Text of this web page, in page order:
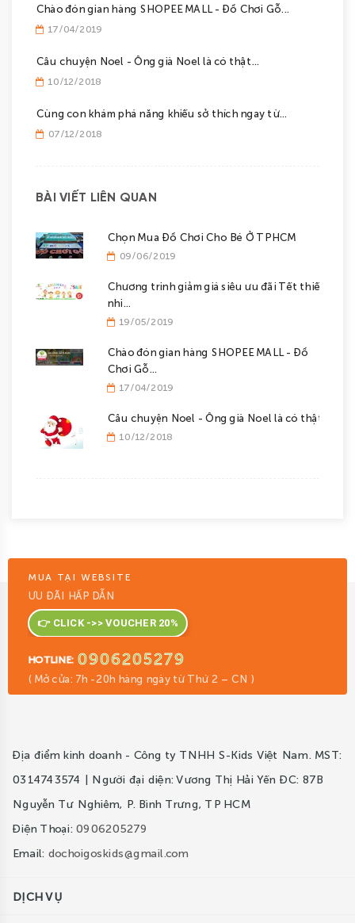
Chào đón gian hàng SHOPEE MALL - Đồ Chơi Gỗ...
17/04/2019
Câu chuyện Noel - Ông già Noel là có thật...
10/12/2018
Cùng con khám phá năng khiếu sở thích ngay từ...
07/12/2018
BÀI VIẾT LIÊN QUAN
Chọn Mua Đồ Chơi Cho Bé Ở TPHCM
09/06/2019
Chương trinh giảm giá siêu ưu đãi Tết thiếu
nhi...
19/05/2019
Chào đón gian hàng SHOPEE MALL - Đồ
Chơi Gỗ...
17/04/2019
Câu chuyện Noel - Ông già Noel là có thật...
10/12/2018
MUA TẠI WEBSITE
ƯU ĐÃI HẤP DẪN
👉 CLICK ->> VOUCHER 20%
HOTLINE: 0906205279
( Mở cửa: 7h -20h hàng ngày từ Thứ 2 – CN )
Địa điểm kinh doanh - Công ty TNHH S-Kids Việt Nam. MST:
0314743574 | Người đại diện: Vương Thị Hải Yến ĐC: 87B
Nguyễn Tư Nghiêm, P. Bình Trưng, TP HCM
Điện Thoại: 0906205279
Email: dochoigoskids@gmail.com
DỊCH VỤ